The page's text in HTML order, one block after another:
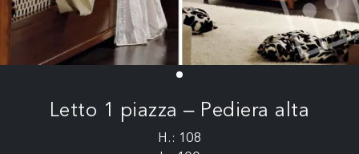
Letto 1 piazza – Pediera alta
H.: 108